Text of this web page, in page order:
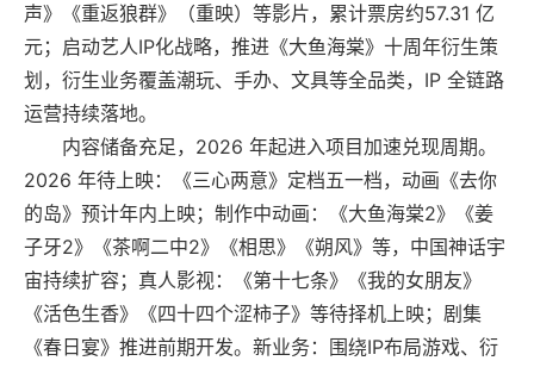
声》《重返狼群》（重映）等影片，累计票房约57.31 亿
元；启动艺人IP化战略，推进《大鱼海棠》十周年衍生策
划，衍生业务覆盖潮玩、手办、文具等全品类，IP 全链路
运营持续落地。
内容储备充足，2026 年起进入项目加速兑现周期。
2026 年待上映：《三心两意》定档五一档，动画《去你
的岛》预计年内上映；制作中动画：《大鱼海棠2》《姜
子牙2》《茶啊二中2》《相思》《朔风》等，中国神话宇
宙持续扩容；真人影视：《第十七条》《我的女朋友》
《活色生香》《四十四个涩柿子》等待择机上映；剧集
《春日宴》推进前期开发。新业务：围绕IP布局游戏、衍